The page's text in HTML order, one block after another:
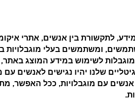
לתקשורת בין אנשים, אתרי
ומשתמשים בעלי מוגבלויות
לשימוש במידע המוצג באתר,
שלנו יהיו נגישים לאנשים עם
עם מוגבלויות, ככל האפשר,